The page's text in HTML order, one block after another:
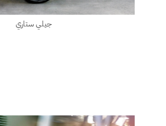
جيلي ستاري